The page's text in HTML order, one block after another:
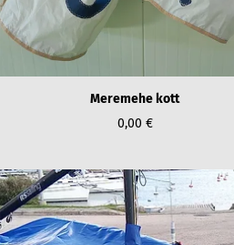
Meremehe kott
0,00 €